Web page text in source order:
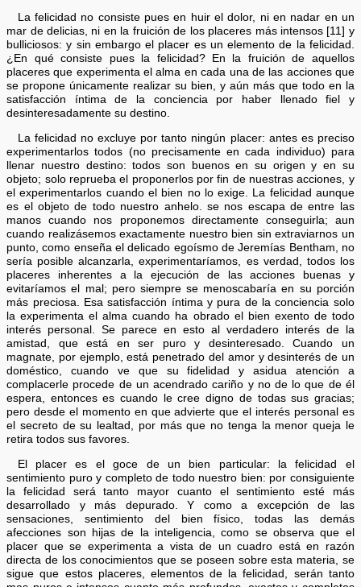
La felicidad no consiste pues en huir el dolor, ni en nadar en un
mar de delicias, ni en la fruición de los placeres más intensos [11] y
bulliciosos: y sin embargo el placer es un elemento de la felicidad.
¿En qué consiste pues la felicidad? En la fruición de aquellos
placeres que experimenta el alma en cada una de las acciones que
se propone únicamente realizar su bien, y aún más que todo en la
satisfacción íntima de la conciencia por haber llenado fiel y
desinteresadamente su destino.
La felicidad no excluye por tanto ningún placer: antes es preciso
experimentarlos todos (no precisamente en cada individuo) para
llenar nuestro destino: todos son buenos en su origen y en su
objeto; solo reprueba el proponerlos por fin de nuestras acciones, y
el experimentarlos cuando el bien no lo exige. La felicidad aunque
es el objeto de todo nuestro anhelo. se nos escapa de entre las
manos cuando nos proponemos directamente conseguirla; aun
cuando realizásemos exactamente nuestro bien sin extraviarnos un
punto, como enseña el delicado egoísmo de Jeremías Bentham, no
sería posible alcanzarla, experimentaríamos, es verdad, todos los
placeres inherentes a la ejecución de las acciones buenas y
evitaríamos el mal; pero siempre se menoscabaría en su porción
más preciosa. Esa satisfacción íntima y pura de la conciencia solo
la experimenta el alma cuando ha obrado el bien exento de todo
interés personal. Se parece en esto al verdadero interés de la
amistad, que está en ser puro y desinteresado. Cuando un
magnate, por ejemplo, está penetrado del amor y desinterés de un
doméstico, cuando ve que su fidelidad y asidua atención a
complacerle procede de un acendrado cariño y no de lo que de él
espera, entonces es cuando le cree digno de todas sus gracias;
pero desde el momento en que advierte que el interés personal es
el secreto de su lealtad, por más que no tenga la menor queja le
retira todos sus favores.
El placer es el goce de un bien particular: la felicidad el
sentimiento puro y completo de todo nuestro bien: por consiguiente
la felicidad será tanto mayor cuanto el sentimiento esté más
desarrollado y más depurado. Y como a excepción de las
sensaciones, sentimiento del bien físico, todas las demás
afecciones son hijas de la inteligencia, como se observa que el
placer que se experimenta a vista de un cuadro está en razón
directa de los conocimientos que se poseen sobre esta materia, se
sigue que estos placeres, elementos de la felicidad, serán tanto